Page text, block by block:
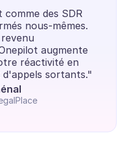
comme des SDR
nous-mêmes.
augmente
réactivité en
sortants."